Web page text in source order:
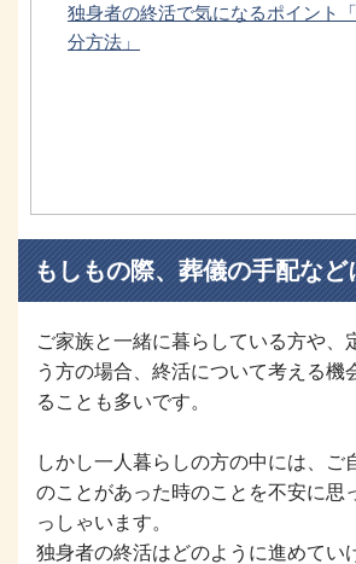
独身者の終活で気になるポイント
分方法」
もしもの際、葬儀の手配など
ご家族と一緒に暮らしている方や、
う方の場合、終活について考える機
ることも多いです。
しかし一人暮らしの方の中には、ご
のことがあった時のことを不安に思
っしゃいます。
独身者の終活はどのように進めてい